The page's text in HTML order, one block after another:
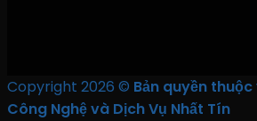
Copyright 2026 © Bản quyền
Công Nghệ và Dịch Vụ Nhất Tín